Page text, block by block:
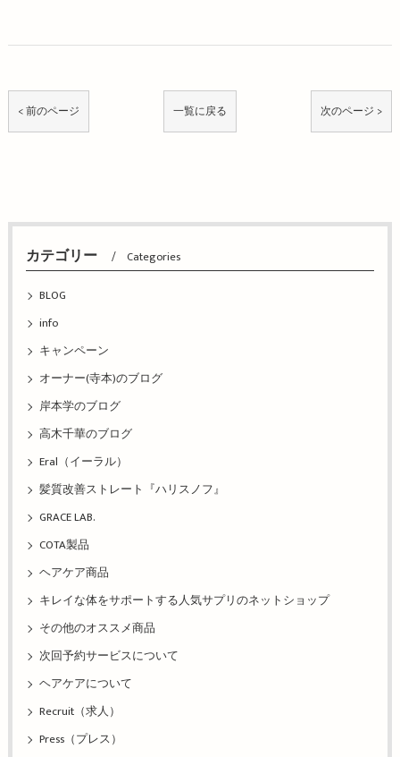
< 前のページ 一覧に戻る 次のページ >
カテゴリー Categories
BLOG
info
キャンペーン
オーナー(寺本)のブログ
岸本学のブログ
高木千華のブログ
Eral（イーラル）
髪質改善ストレート『ハリスノフ』
GRACE LAB.
COTA製品
ヘアケア商品
キレイな体をサポートする人気サプリのネットショップ
その他のオススメ商品
次回予約サービスについて
ヘアケアについて
Recruit（求人）
Press（プレス）